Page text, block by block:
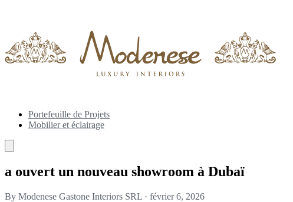
Portefeuille de Projets
Mobilier et éclairage
a ouvert un nouveau showroom à Dubaï
By Modenese Gastone Interiors SRL · février 6, 2026